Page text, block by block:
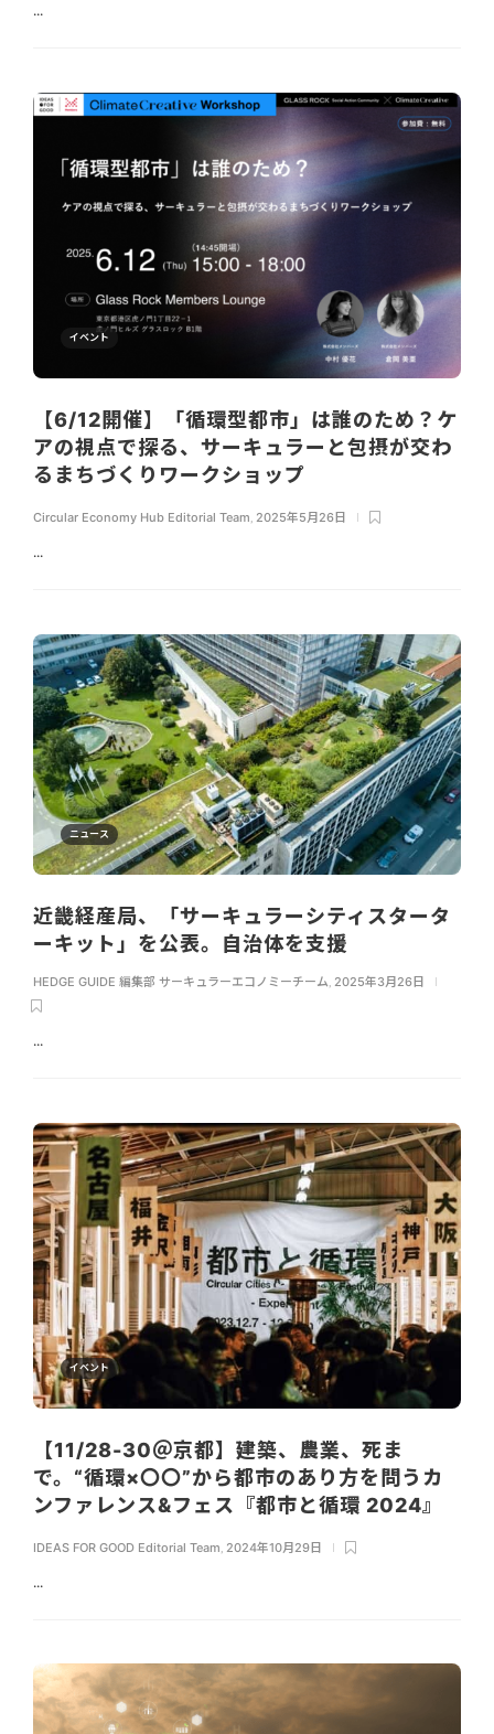
...
イベント
【6/12開催】「循環型都市」は誰のため？ケ
アの視点で探る、サーキュラーと包摂が交わ
るまちづくりワークショップ
Circular Economy Hub Editorial Team, 2025年5月26日
...
ニュース
近畿経産局、「サーキュラーシティスタータ
ーキット」を公表。自治体を支援
HEDGE GUIDE 編集部 サーキュラーエコノミーチーム 2025年3月26日
...
イベント
【11/28-30＠京都】建築、農業、死ま
で。“循環×〇〇”から都市のあり方を問うカ
ンファレンス&フェス『都市と循環 2024』
IDEAS FOR GOOD Editorial Team 2024年10月29日
...